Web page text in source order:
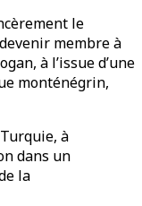
le
membre à
à l’issue d’une
monténégrin,
à
dans un
la